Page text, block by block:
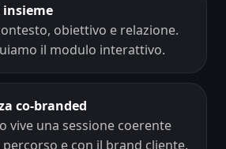
obiettivo e relazione.
il modulo interattivo.
co-branded
vive una sessione coerente
e con il brand cliente.